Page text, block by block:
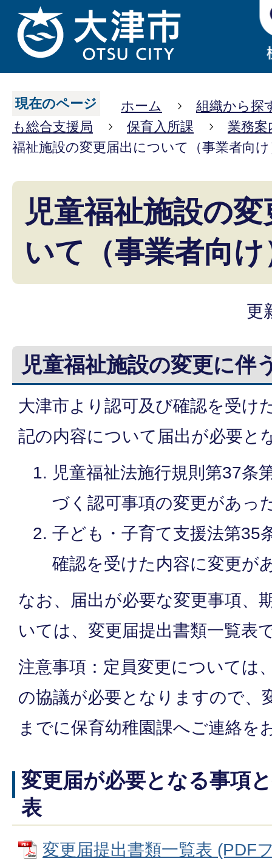
現在のページ ホーム
組織から探
も総合支援局
保育入所課
業務案
福祉施設の変更届出について（事業者向
児童福祉施設の
いて（事業者向け
更
児童福祉施設の変更に伴
大津市より認可及び確認を受け
記の内容について届出が必要
児童福祉法施行規則第37条
づく認可事項の変更があっ
子ども・子育て支援法第35
確認を受けた内容に変更が
なお、届出が必要な変更事項、
いては、変更届提出書類一覧表
注意事項：定員変更については
の協議が必要となりますので、
までに保育幼稚園課へご連絡を
変更届が必要となる事項
表
変更届提出書類一覧表 (PDF